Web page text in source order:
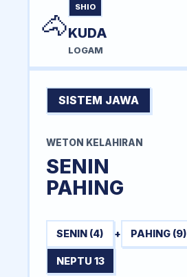
🐴
SHIO
KUDA
LOGAM
SISTEM JAWA
WETON KELAHIRAN
SENIN
PAHING
SENIN (4) + PAHING (9)
NEPTU 13